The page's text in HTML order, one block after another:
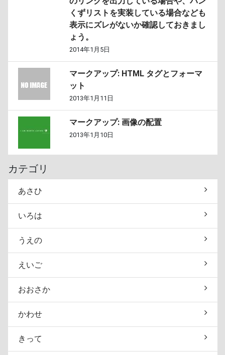
くずリストを実装している場合なども
表示にズレがないか確認しておきまし
ょう。
2014年1月5日
マークアップ: HTML タグとフォーマ
ット
2013年1月11日
マークアップ: 画像の配置
2013年1月10日
カテゴリ
あさひ
いろは
うえの
えいご
おおさか
かわせ
きって